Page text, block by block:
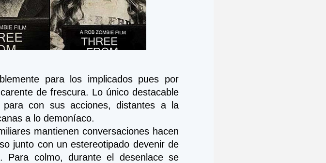
para los implicados pues por
de frescura. Lo único destacable
con sus acciones, distantes a la
a lo demoníaco.
mantienen conversaciones hacen
junto con un estereotipado devenir de
Para colmo, durante el desenlace se